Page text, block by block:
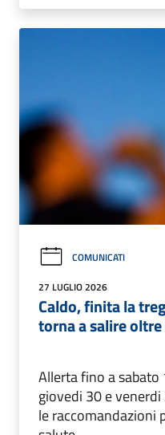
COMUNICATI
27 LUGLIO 2026
Caldo, finita la
torna a salire
Allerta fino a sabato
giovedi 30 e
le raccomandazioni